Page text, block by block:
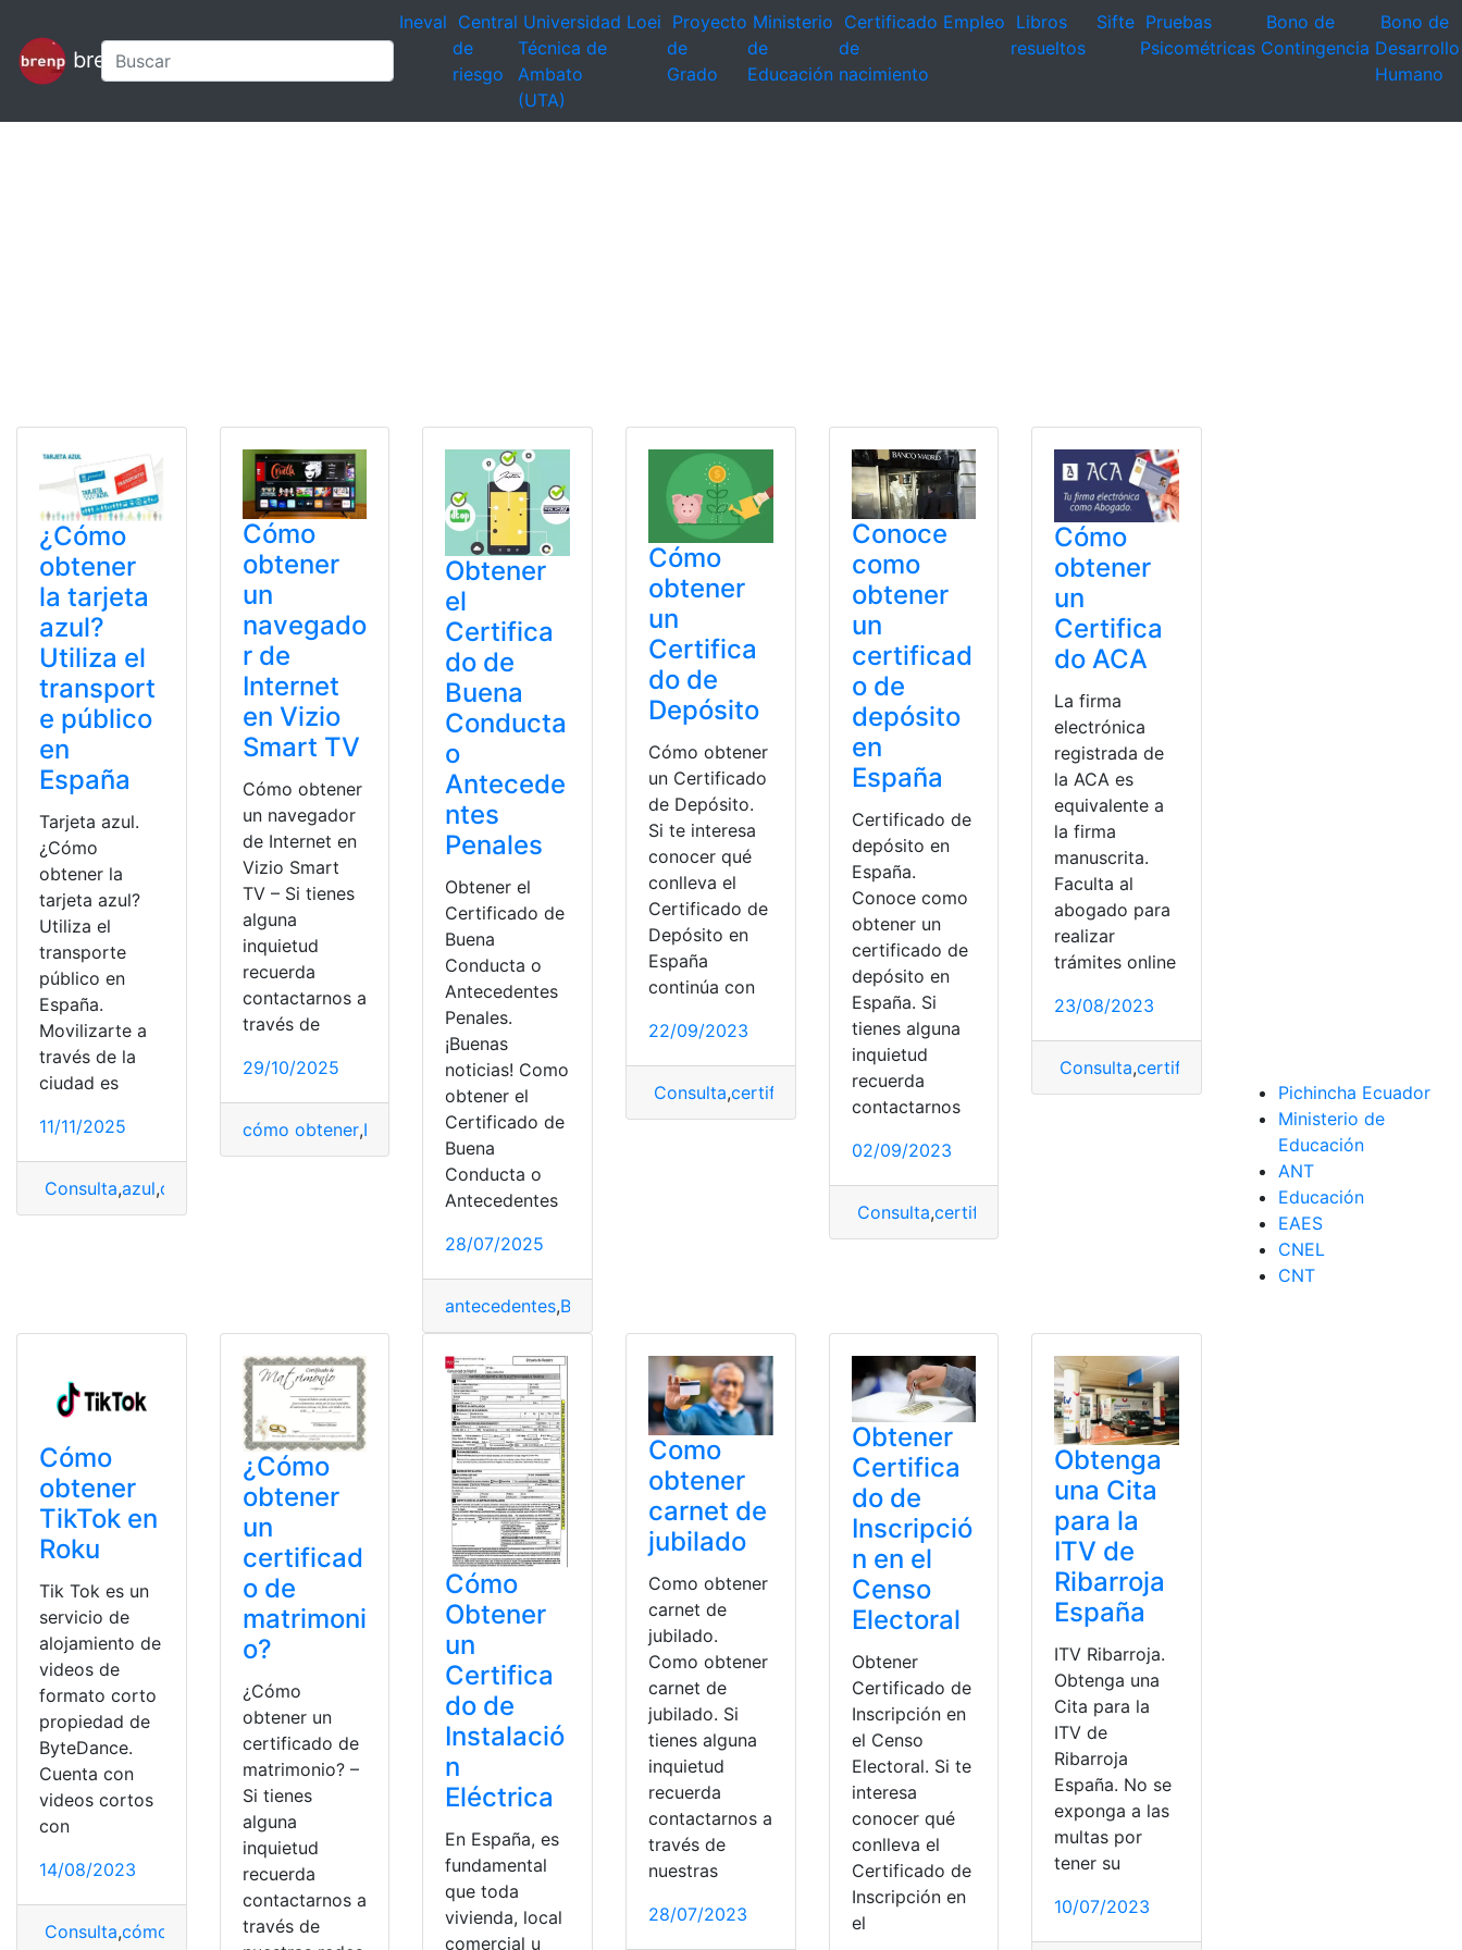
brenp
Ineval Central
de
riesgo
Universidad
Técnica de
Ambato
(UTA)
Loei Proyecto
de
Grado
Ministerio
de
Educación
Certificado
de
nacimiento
Empleo Libros
resueltos
Sifte Pruebas
Psicométricas
Bono de
Contingencia
Bono de
Desarrollo
Humano
¿Cómo
obtener
la tarjeta
azul?
Utiliza el
transport
e público
en
España
Tarjeta azul.
¿Cómo
obtener la
tarjeta azul?
Utiliza el
transporte
público en
España.
Movilizarte a
través de la
ciudad es
11/11/2025
Consulta,azul,cómo obtener tarjeta Tarjeta azul
Cómo
obtener
un
navegado
r de
Internet
en Vizio
Smart TV
Cómo obtener
un navegador
de Internet en
Vizio Smart
TV – Si tienes
alguna
inquietud
recuerda
contactarnos a
través de
29/10/2025
cómo obtener,Internet Navegadores ,Obtener
Obtener
el
Certifica
do de
Buena
Conducta
o
Antecede
ntes
Penales
Obtener el
Certificado de
Buena
Conducta o
Antecedentes
Penales.
¡Buenas
noticias! Como
obtener el
Certificado de
Buena
Conducta o
Antecedentes
28/07/2025
antecedentes,Buena
Cómo
obtener
un
Certifica
do de
Depósito
Cómo obtener
un Certificado
de Depósito.
Si te interesa
conocer qué
conlleva el
Certificado de
Depósito en
España
continúa con
22/09/2023
Consulta,certificado Certificado de Depósito cómo obtener,Obtener
Conoce
como
obtener
un
certificad
o de
depósito
en
España
Certificado de
depósito en
España.
Conoce como
obtener un
certificado de
depósito en
España. Si
tienes alguna
inquietud
recuerda
contactarnos
02/09/2023
Consulta,certificado Depósitos,Obtener
Cómo
obtener
un
Certifica
do ACA
La firma
electrónica
registrada de
la ACA es
equivalente a
la firma
manuscrita.
Faculta al
abogado para
realizar
trámites online
23/08/2023
Consulta,certificado
Cómo
obtener
TikTok en
Roku
Tik Tok es un
servicio de
alojamiento de
videos de
formato corto
propiedad de
ByteDance.
Cuenta con
videos cortos
con
14/08/2023
Consulta,cómo obtener Obtener,Roku
¿Cómo
obtener
un
certificad
o de
matrimoni
o?
¿Cómo
obtener un
certificado de
matrimonio? –
Si tienes
alguna
inquietud
recuerda
contactarnos a
través de
Cómo
Obtener
un
Certifica
do de
Instalació
n
Eléctrica
En España, es
fundamental
que toda
vivienda, local
comercial u
Como
obtener
carnet de
jubilado
Como obtener
carnet de
jubilado.
Como obtener
carnet de
jubilado. Si
tienes alguna
inquietud
recuerda
contactarnos a
través de
nuestras
28/07/2023
Obtener
Certifica
do de
Inscripció
n en el
Censo
Electoral
Obtener
Certificado de
Inscripción en
el Censo
Electoral. Si te
interesa
conocer qué
conlleva el
Certificado de
Inscripción en
el
Obtenga
una Cita
para la
ITV de
Ribarroja
España
ITV Ribarroja.
Obtenga una
Cita para la
ITV de
Ribarroja
España. No se
exponga a las
multas por
tener su
10/07/2023
Pichincha Ecuador
Ministerio de
Educación
ANT
Educación
EAES
CNEL
CNT